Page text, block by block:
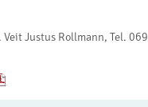
Justus Rollmann, Tel. 069